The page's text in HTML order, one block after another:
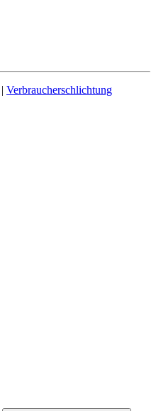
| Verbraucherschlichtung